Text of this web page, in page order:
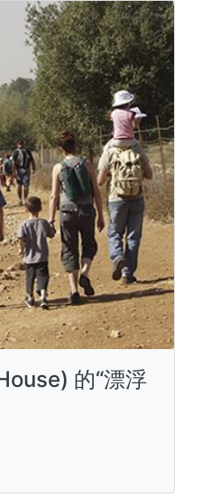
的“漂浮